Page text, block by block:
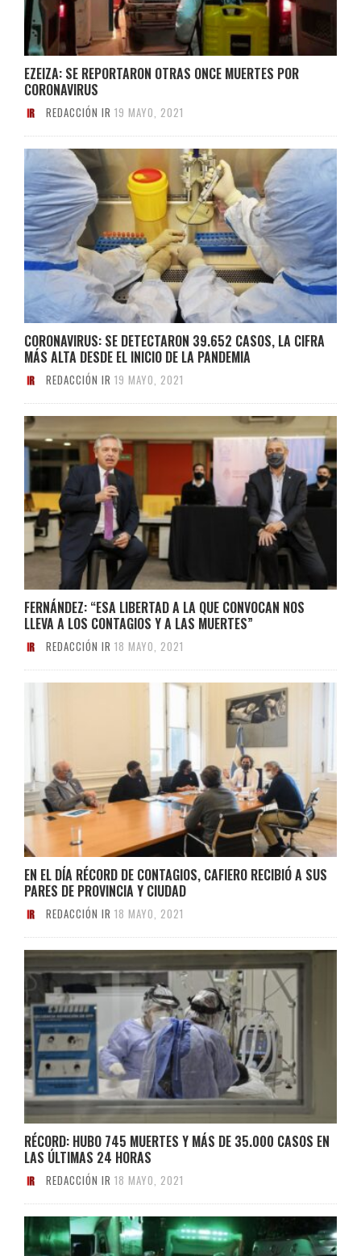
EZEIZA: SE REPORTARON OTRAS ONCE MUERTES POR
CORONAVIRUS
REDACCIÓN IR 19 MAYO, 2021
CORONAVIRUS: SE DETECTARON 39.652 CASOS, LA CIFRA
MÁS ALTA DESDE EL INICIO DE LA PANDEMIA
REDACCIÓN IR 19 MAYO, 2021
FERNÁNDEZ: “ESA LIBERTAD A LA QUE CONVOCAN NOS
LLEVA A LOS CONTAGIOS Y A LAS MUERTES”
REDACCIÓN IR 18 MAYO, 2021
EN EL DÍA RÉCORD DE CONTAGIOS, CAFIERO RECIBIÓ A SUS
PARES DE PROVINCIA Y CIUDAD
REDACCIÓN IR 18 MAYO, 2021
RÉCORD: HUBO 745 MUERTES Y MÁS DE 35.000 CASOS EN
LAS ÚLTIMAS 24 HORAS
REDACCIÓN IR 18 MAYO, 2021